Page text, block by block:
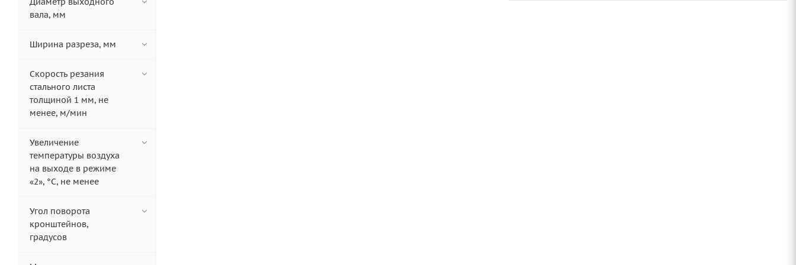
вала, мм
Ширина разреза, мм
Скорость резания
стального листа
толщиной 1 мм, не
менее, м/мин
Увеличение
температуры воздуха
на выходе в режиме
«2», °С, не менее
Угол поворота
кронштейнов,
градусов